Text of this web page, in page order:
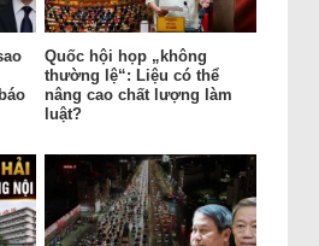
Quốc hội họp „không
thường lệ“: Liệu có thể
nâng cao chất lượng làm
luật?